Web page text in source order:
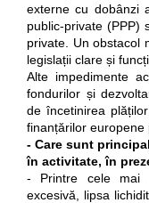
externe cu dobânzi
public-private (PPP)
private. Un obstacol
legislații clare și
Alte impedimente
fondurilor și
de încetinirea
finanțărilor europene
- Care sunt
în activitate, în
- Printre cele mai
excesivă, lipsa